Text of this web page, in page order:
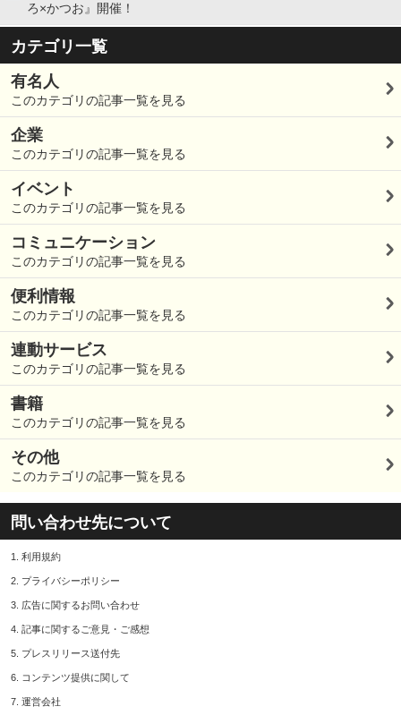
ろ×かつお』開催！
カテゴリ一覧
有名人
このカテゴリの記事一覧を見る
企業
このカテゴリの記事一覧を見る
イベント
このカテゴリの記事一覧を見る
コミュニケーション
このカテゴリの記事一覧を見る
便利情報
このカテゴリの記事一覧を見る
連動サービス
このカテゴリの記事一覧を見る
書籍
このカテゴリの記事一覧を見る
その他
このカテゴリの記事一覧を見る
問い合わせ先について
1. 利用規約
2. プライバシーポリシー
3. 広告に関するお問い合わせ
4. 記事に関するご意見・ご感想
5. プレスリリース送付先
6. コンテンツ提供に関して
7. 運営会社